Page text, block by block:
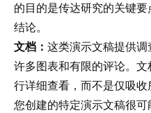
的目的是传达研究的关键
结论。
文档： 这类演示文稿提供
许多图表和有限的评论。
行详细查看，而不是仅吸收
您创建的特定演示文稿很可